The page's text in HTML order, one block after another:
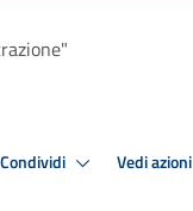
Condividi Vedi azioni